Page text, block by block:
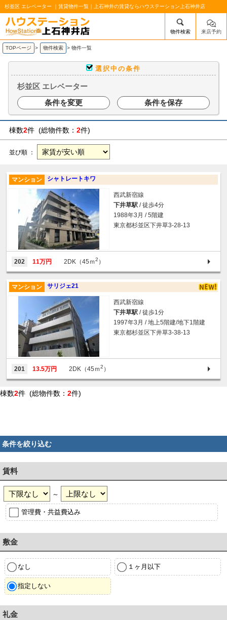
杉並区 エレベーター ｜賃貸物件一覧｜上石神井の賃貸ならハウステーション上石神井店
/mobile_img/head-logo.png
物件検索 来店予約
TOPページ > 物件検索 > 物件一覧
選択中の条件
杉並区 エレベーター
条件を変更
条件を保存
棟数2件 (総物件数： 2件)
並び順 ：
シャトレートキワ
マンション
西武新宿線
下井草駅 / 徒歩4分
1988年3月 / 5階建
東京都杉並区下井草3-28-13
202 11万円 2DK（45ｍ2 ）
サリジェ21
マンション
西武新宿線
下井草駅 / 徒歩1分
1997年3月 / 地上5階建/地下1階建
東京都杉並区下井草3-38-13
201 13.5万円 2DK（45ｍ2 ）
棟数2件 (総物件数： 2件)
条件を絞り込む
賃料
～
管理費・共益費込み
敷金
なし １ヶ月以下
指定しない
礼金